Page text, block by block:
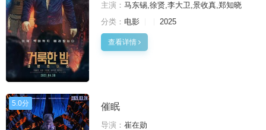
主演： 马东锡,徐贤,李大卫,景收真,郑知晓
分类： 电影 2025
查看详情
5.0分 催眠
导演： 崔在勋